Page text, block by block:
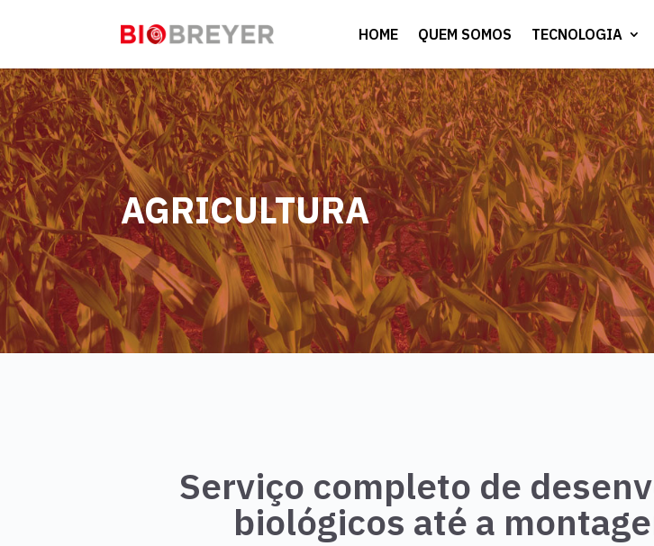
HOME QUEM SOMOS TECNOLOGIA
AGRICULTURA
Serviço completo de
biológicos até a